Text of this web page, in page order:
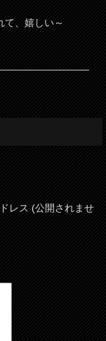
て、嬉しい～
レス (公開されませ